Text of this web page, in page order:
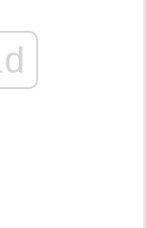
วท้องลา
ขาว